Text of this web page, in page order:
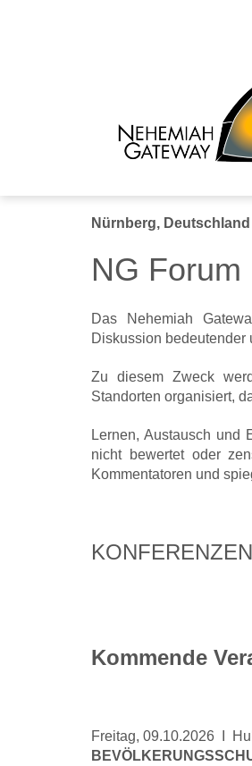
Nürnberg, Deutschland
NG Forum
Das Nehemiah
Diskussion bedeutender
Zu diesem Zweck
Standorten organisiert,
Lernen, Austausch und
nicht bewertet oder
Kommentatoren und
Kommende
Freitag, 09.10.2026 I